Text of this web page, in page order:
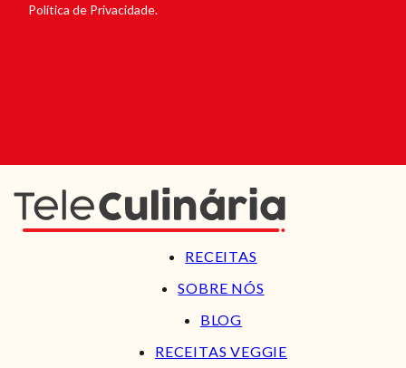
Política de Privacidade.
RECEITAS
SOBRE NÓS
BLOG
RECEITAS VEGGIE